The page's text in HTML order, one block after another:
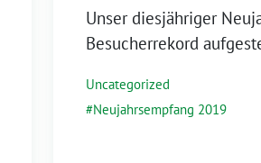
Unser diesjähriger
Besucherrekord
Uncategorized
Neujahrsempfang 2019